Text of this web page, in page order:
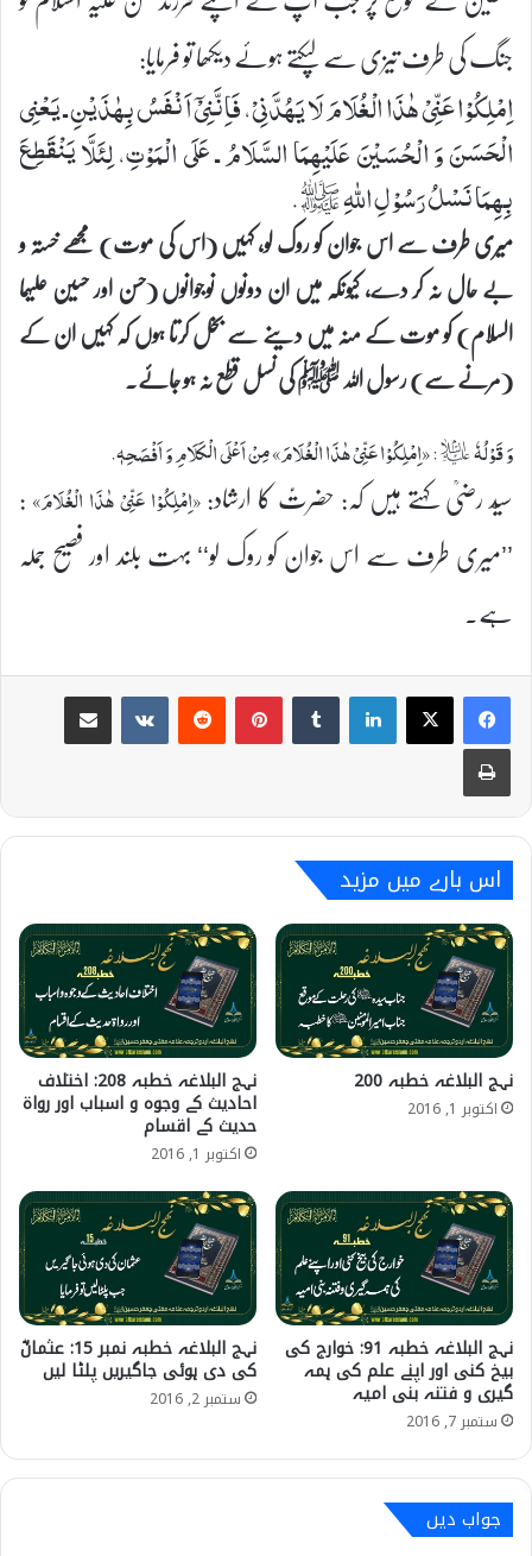
جنگ کی طرف تیزی سے لپکتے ہوئے دیکھا تو فرمایا:
اِمْلِكُوْا عَنِّیْ هٰذَا الْغُلَامَ لَا یَهُدَّنِیْ، فَاِنَّنِیْۤ اَنْفَسُ بِهٰذَیْنِ ـ یَعْنِی
الْحَسَنَ وَ الْحُسَیْنَ عَلَیْهِمَا السَّلَامُ ـ عَلَی الْمَوْتِ، لِئَلَّا یَنْقَطِعَ
بِهِمَا نَسْلُ رَسُوْلِ اللهِ -ﷺ.
میری طرف سے اس جوان کو روک لو، کہیں (اس کی موت) مجھے خستہ و
بے حال نہ کر دے، کیونکہ میں ان دونوں نوجوانوں (حسن اور حسین علیہما
السلام) کو موت کے منہ میں دینے سے بخل کرتا ہوں کہ کہیں ان کے
(مرنے سے) رسول اللہ ﷺ کی نسل قطع نہ ہو جائے۔
وَ قَوْلُهٗ ؑ: «اِمْلِكُوْا عَنِّیْ هٰذَا الْغُلَامَ» مِنْ اَعْلَی الْكَلَامِ وَ اَفْصَحِهٖ.
سیّد رضیؒ کہتے ہیں کہ: حضرتؑ کا ارشاد:«اِمْلِكُوْا عَنِّیْ هٰذَا الْغُلَامَ» :
’’میری طرف سے اس جوان کو روک لو‘‘ بہت بلند اور فصیح جملہ
ہے۔
اس بارے میں مزید
نہج البلاغہ خطبہ 200
اکتوبر 1, 2016
نہج البلاغہ خطبہ 208: اختلاف
احادیث کے وجوہ و اسباب اور رواة
حدیث کے اقسام
اکتوبر 1, 2016
نہج البلاغہ خطبہ 91: خوارج کی
بیخ کنی اور اپنے علم کی ہمہ
گیری و فتنہ بنی امیہ
ستمبر 7, 2016
نہج البلاغہ خطبہ نمبر 15: عثمانؓ
کی دی ہوئی جاگیریں پلٹا لیں
ستمبر 2, 2016
جواب دیں